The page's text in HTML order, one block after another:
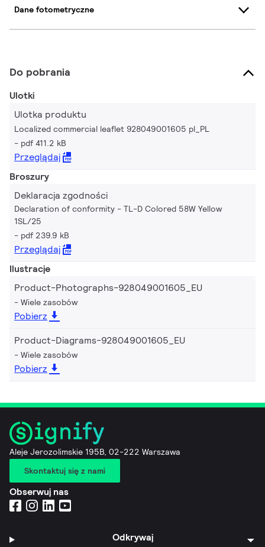
Dane fotometryczne
Do pobrania
Ulotki
Ulotka produktu
Localized commercial leaflet 928049001605 pl_PL
pdf 411.2 kB
Przeglądaj
Broszury
Deklaracja zgodności
Declaration of conformity - TL-D Colored 58W Yellow
1SL/25
pdf 239.9 kB
Przeglądaj
Ilustracje
Product-Photographs-928049001605_EU
Wiele zasobów
Pobierz
Product-Diagrams-928049001605_EU
Wiele zasobów
Pobierz
Aleje Jerozolimskie 195B, 02-222 Warszawa
Skontaktuj się z nami
Obserwuj nas
Odkrywaj